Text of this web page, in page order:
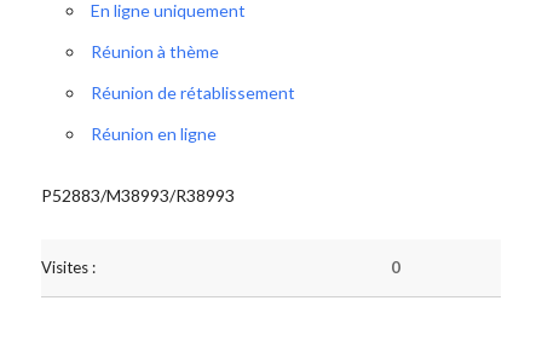
En ligne uniquement
Réunion à thème
Réunion de rétablissement
Réunion en ligne
P52883/M38993/R38993
Visites : 0